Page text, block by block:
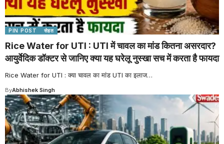
PIN POST सेहत
Rice Water for UTI : UTI में चावल का मांड कितना असरदार?
आयुर्वेदिक डॉक्टर से जानिए क्या यह घरेलू नुस्खा सच में करता है फायदा
Rice Water for UTI : क्या चावल का मांड UTI का इलाज…
ByAbhishek Singh